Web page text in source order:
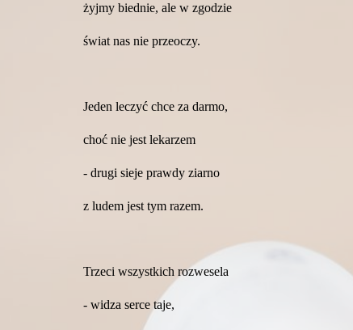
żyjmy biednie, ale w zgodzie
świat nas nie przeoczy.
Jeden leczyć chce za darmo,
choć nie jest lekarzem
- drugi sieje prawdy ziarno
z ludem jest tym razem.
Trzeci wszystkich rozwesela
- widza serce taje,